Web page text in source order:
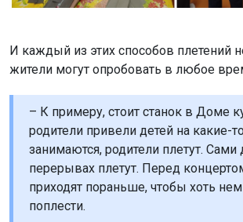
И каждый из этих способов плетений
жители могут опробовать в любое
– К примеру, стоит станок в Доме
родители привели детей на какие-
занимаются, родители плетут. Сами
перерывах плетут. Перед
приходят пораньше, чтобы хоть
поплести.